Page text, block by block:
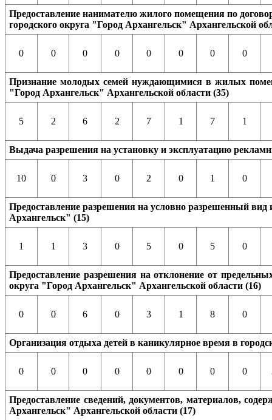
Предоставление нанимателю жилого помещения по
городского округа "Город Архангельск" Архангельской
0 0 0 0 0 0 0 0
Признание молодых семей нуждающимися в жилых
"Город Архангельск" Архангельской области (35)
5 2 6 2 7 1 7 1
Выдача разрешения на установку и эксплуатацию
10 0 3 0 2 0 1 0
Предоставление разрешения на условно разрешенный вид
Архангельск" (15)
1 1 3 0 5 0 5 0
Предоставление разрешения на отклонение от
округа "Город Архангельск" Архангельской области (16)
0 0 6 0 3 1 8 0
Организация отдыха детей в каникулярное время в
0 0 0 0 0 0 0 0
Предоставление сведений, документов, материалов,
Архангельск" Архангельской области (17)